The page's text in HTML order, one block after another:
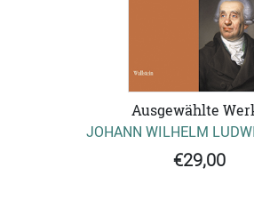
Ausgewählte
JOHANN WILHELM
€29,00